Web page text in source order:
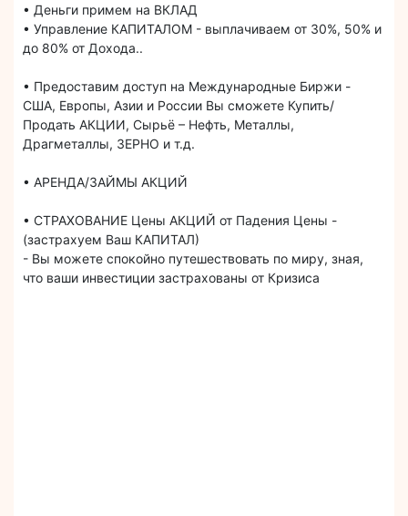
• Деньги примем на ВКЛАД
• Управление КАПИТАЛОМ - выплачиваем от 30%, 50% и
до 80% от Дохода..
• Предоставим доступ на Международные Биржи -
США, Европы, Азии и России Вы сможете Купить/
Продать АКЦИИ, Сырьё – Нефть, Металлы,
Драгметаллы, ЗЕРНО и т.д.
• АРЕНДА/ЗАЙМЫ АКЦИЙ
• СТРАХОВАНИЕ Цены АКЦИЙ от Падения Цены -
(застрахуем Ваш КАПИТАЛ)
- Вы можете спокойно путешествовать по миру, зная,
что ваши инвестиции застрахованы от Кризиса